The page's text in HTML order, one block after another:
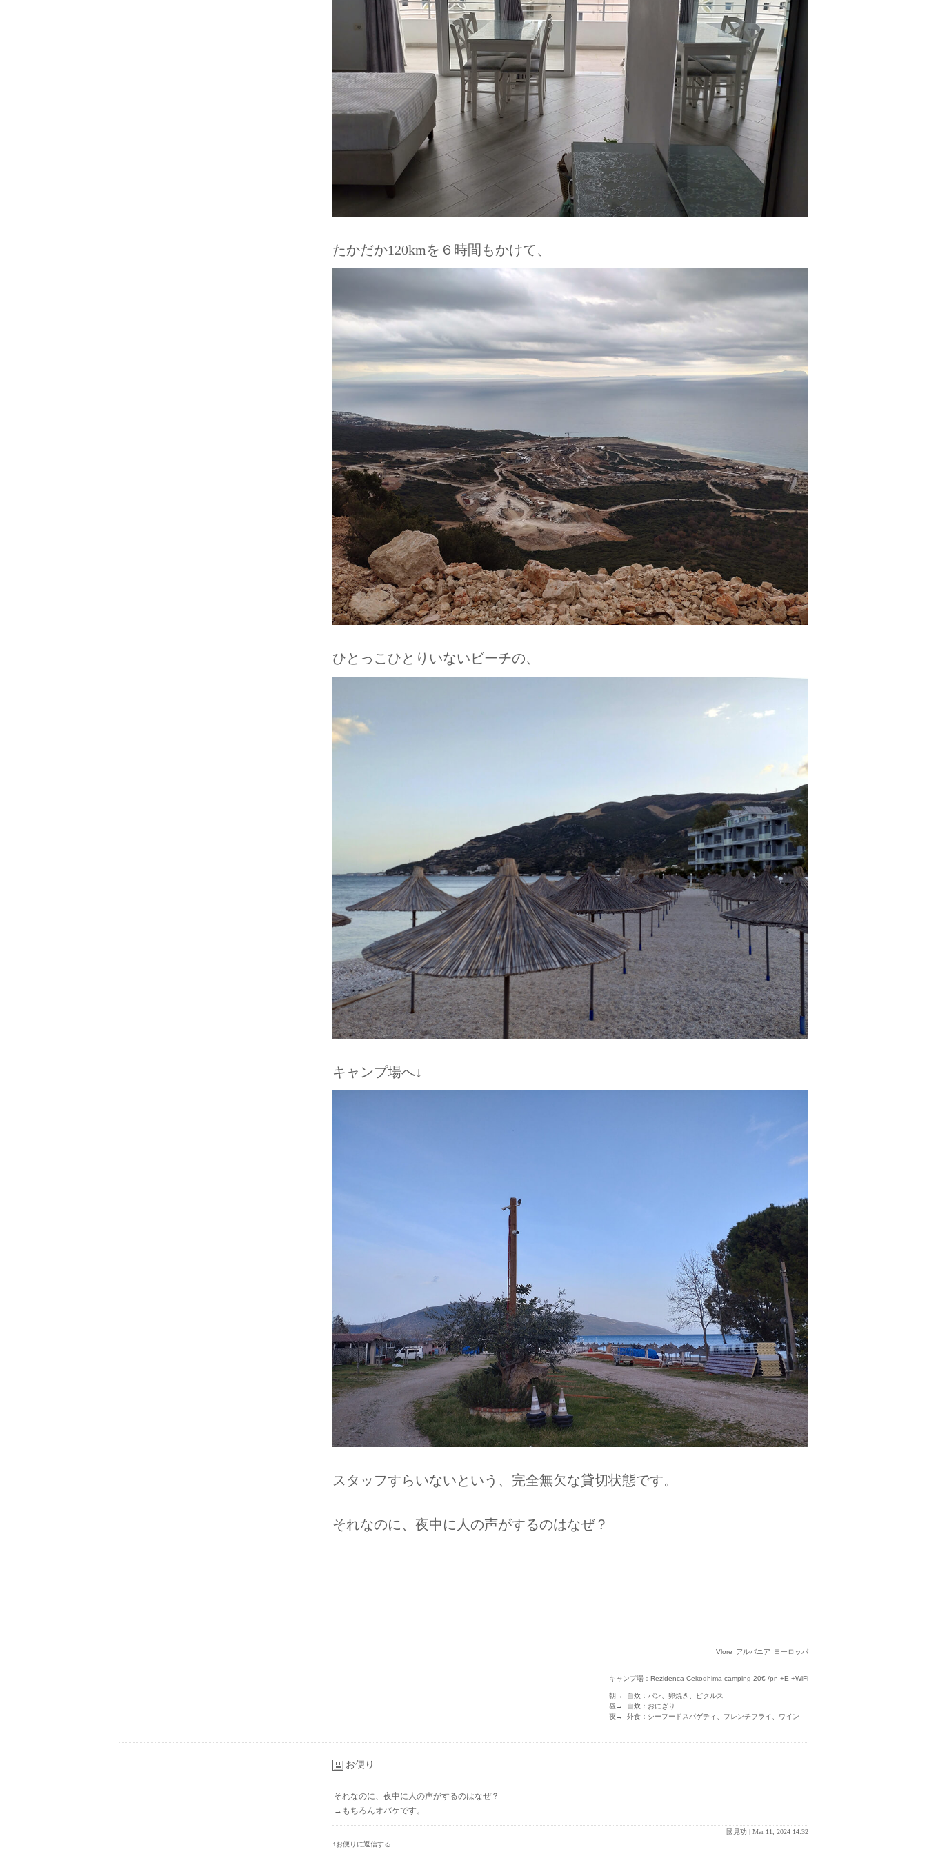
たかだか120kmを６時間もかけて、
ひとっこひとりいないビーチの、
キャンプ場へ↓
スタッフすらいないという、完全無欠な貸切状態です。
それなのに、夜中に人の声がするのはなぜ？
Vlore アルバニア ヨーロッパ
キャンプ場：Rezidenca Cekodhima camping 20€ /pn +E +WiFi
朝→ 自炊：パン、卵焼き、ピクルス
昼→ 自炊：おにぎり
夜→ 外食：シーフードスパゲティ、フレンチフライ、ワイン
お便り
それなのに、夜中に人の声がするのはなぜ？
→もちろんオバケです。
國見功 | Mar 11, 2024 14:32
↑お便りに返信する